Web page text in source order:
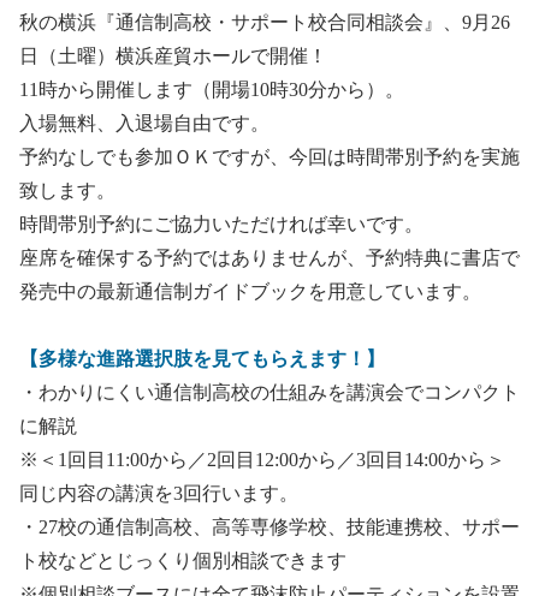
秋の横浜『通信制高校・サポート校合同相談会』、9月26
日（土曜）横浜産貿ホールで開催！
11時から開催します（開場10時30分から）。
入場無料、入退場自由です。
予約なしでも参加ＯＫですが、今回は時間帯別予約を実施
致します。
時間帯別予約にご協力いただければ幸いです。
座席を確保する予約ではありませんが、予約特典に書店で
発売中の最新通信制ガイドブックを用意しています。
【多様な進路選択肢を見てもらえます！】
・わかりにくい通信制高校の仕組みを講演会でコンパクト
に解説
※＜1回目11:00から／2回目12:00から／3回目14:00から＞
同じ内容の講演を3回行います。
・27校の通信制高校、高等専修学校、技能連携校、サポー
ト校などとじっくり個別相談できます